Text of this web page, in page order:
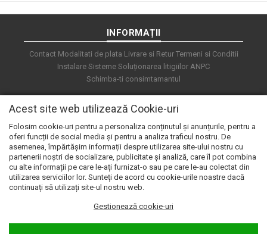
INFORMAȚII
Contact Modalitati de plata Livrare si Retur Termeni si Conditii
Instalare Sisteme Soluționarea litigiilor ANPC
Schimba-ti consimtamantul
Acest site web utilizează Cookie-uri
Folosim cookie-uri pentru a personaliza conținutul și anunțurile, pentru a
oferi funcții de social media și pentru a analiza traficul nostru. De
asemenea, împărtășim informații despre utilizarea site-ului nostru cu
partenerii noștri de socializare, publicitate și analiză, care îl pot combina
cu alte informații pe care le-ați furnizat-o sau pe care le-au colectat din
utilizarea serviciilor lor. Sunteți de acord cu cookie-urile noastre dacă
continuați să utilizați site-ul nostru web.
Gestionează cookie-uri